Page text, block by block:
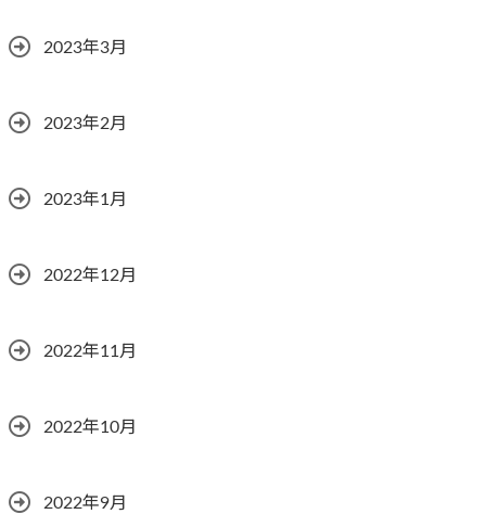
2023年3月
2023年2月
2023年1月
2022年12月
2022年11月
2022年10月
2022年9月